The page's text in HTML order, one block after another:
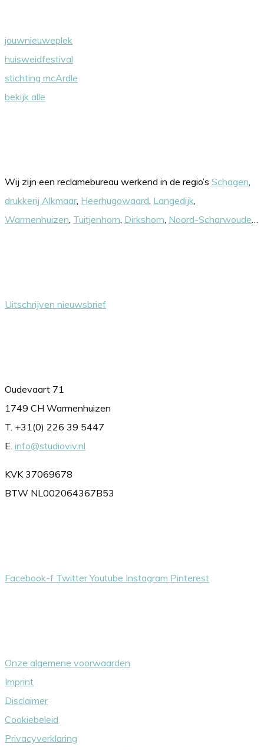
jouwnieuweplek
huisweidfestival
stichting mcArdle
bekijk alle
Wij zijn een reclamebureau werkend in de regio’s Schagen
drukkerij Alkmaar, Heerhugowaard Langedijk
Warmenhuizen Tuitjenhorn Dirkshorn Noord-Scharwoude
Uitschrijven nieuwsbrief
Oudevaart 71
1749 CH Warmenhuizen
T. +31(0) 226 39 5447
E. info@studioviv.nl
KVK 37069678
BTW NL002064367B53
Facebook-f Twitter Youtube Instagram Pinterest
Onze algemene voorwaarden
Imprint
Disclaimer
Cookiebeleid
Privacyverklaring